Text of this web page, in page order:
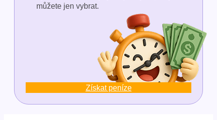
můžete jen vybrat.
Získat peníze